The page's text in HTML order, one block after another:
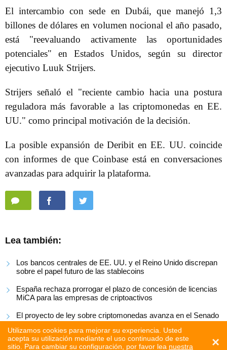
Utilizamos cookies para mejorar su experiencia. Usted
acepta su utilización mediante el uso continuado de este
sitio. Para cambiar su configuración, por favor lea nuestra ×
El intercambio con sede en Dubái, que manejó 1,3
billones de dólares en volumen nocional el año pasado,
está "reevaluando activamente las oportunidades
potenciales" en Estados Unidos, según su director
ejecutivo Luuk Strijers.
Strijers señaló el "reciente cambio hacia una postura
reguladora más favorable a las criptomonedas en EE.
UU." como principal motivación de la decisión.
La posible expansión de Deribit en EE. UU. coincide
con informes de que Coinbase está en conversaciones
avanzadas para adquirir la plataforma.
Lea también:
Los bancos centrales de EE. UU. y el Reino Unido discrepan
sobre el papel futuro de las stablecoins
España rechaza prorrogar el plazo de concesión de licencias
MiCA para las empresas de criptoactivos
El proyecto de ley sobre criptomonedas avanza en el Senado
de EE. UU.